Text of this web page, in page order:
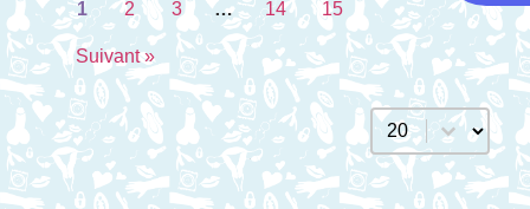
1 2 3 … 14 15
Suivant »
Sélectionnez un